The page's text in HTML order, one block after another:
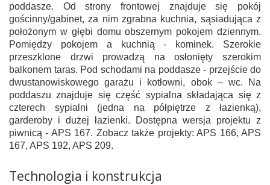
poddasze. Od strony frontowej znajduje się pokój
gościnny/gabinet, za nim zgrabna kuchnia, sąsiadująca z
położonym w głębi domu obszernym pokojem dziennym.
Pomiędzy pokojem a kuchnią - kominek. Szerokie
przeszklone drzwi prowadzą na osłonięty szerokim
balkonem taras. Pod schodami na poddasze - przejście do
dwustanowiskowego garażu i kotłowni, obok – wc. Na
poddaszu znajduje się część sypialna składająca się z
czterech sypialni (jedna na półpiętrze z łazienką),
garderoby i dużej łazienki. Dostępna wersja projektu z
piwnicą - APS 167. Zobacz także projekty: APS 166, APS
167, APS 192, APS 209.
Technologia i konstrukcja